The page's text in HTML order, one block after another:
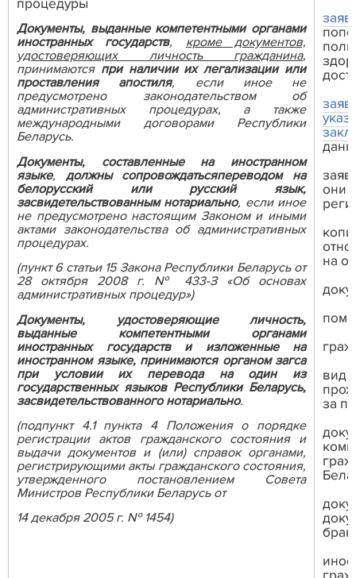
процедуры
Документы, выданные компетентными органами
иностранных государств, кроме документов,
удостоверяющих личность гражданина,
принимаются при наличии их легализации или
проставления апостиля, если иное не
предусмотрено законодательством об
административных процедурах, а также
международными договорами Республики
Беларусь.
Документы, составленные на иностранном
языке, должны сопровождатьсяпереводом на
белорусский или русский язык,
засвидетельствованным нотариально, если иное
не предусмотрено настоящим Законом и иными
актами законодательства об административных
процедурах.
(пункт 6 статьи 15 Закона Республики Беларусь от
28 октября 2008 г. № 433-З «Об основах
административных процедур»)
Документы, удостоверяющие личность,
выданные компетентными органами
иностранных государств и изложенные на
иностранном языке, принимаются органом загса
при условии их перевода на один из
государственных языков Республики Беларусь,
засвидетельствованного нотариально.
(подпункт 4.1 пункта 4 Положения о порядке
регистрации актов гражданского состояния и
выдачи документов и (или) справок органами,
регистрирующими акты гражданского состояния,
утвержденного постановлением Совета
Министров Республики Беларусь от
14 декабря 2005 г. № 1454)
они
на
вид
за